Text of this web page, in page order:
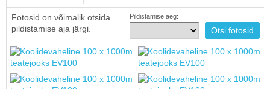
Fotosid on võimalik otsida
pildistamise aja järgi.
Pildistamise aeg: